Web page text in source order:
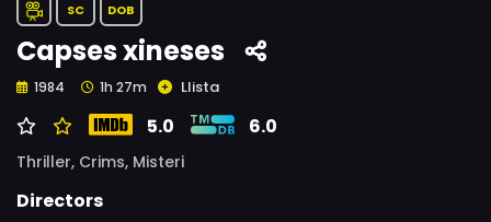
SC DOB
Capses xineses
1984 1h 27m Llista
5.0 6.0
Thriller, Crims, Misteri
Directors